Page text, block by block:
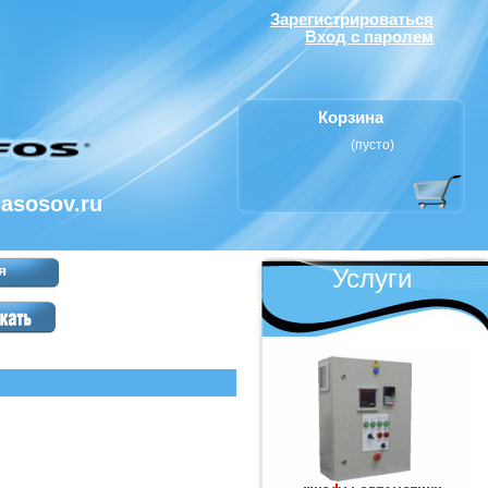
Зарегистрироваться
Вход с паролем
Корзина
(пусто)
Услуги